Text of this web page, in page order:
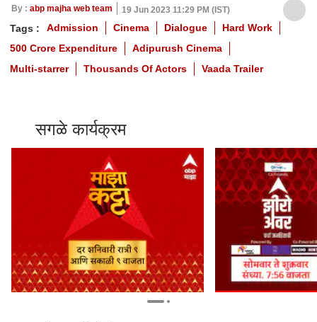
By : abp majha web team 19 Jun 2023 11:29 PM (IST)
Tags : Admission Cinema Dialogue
Hard Work
500 Crore Expenditure
Adipurush Cinema
Multi-starrer
Thousands Of Actors Vaada Trailer
सगळे कार्यक्रम